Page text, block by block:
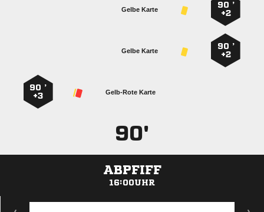
90 ’
+2
Gelbe Karte
90 ’
+2
Gelbe Karte
Gelb-Rote Karte
90 ’
+3
90'
ABPFIFF
16:00UHR
ANZEIGE